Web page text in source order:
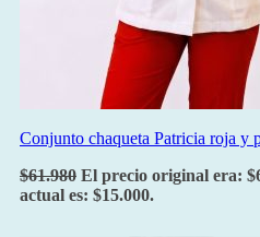
Conjunto chaqueta Patricia roja y
$61.980 El precio original era:
actual es: $15.000.